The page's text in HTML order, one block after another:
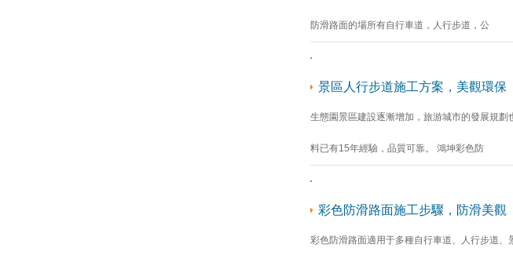
防滑路面的場所有自行車道，人行步道，公
景區人行步道施工方案，美觀環保
生態園景區建設逐漸增加，旅游城市的發展規
料已有15年經驗，品質可靠。 鴻坤彩色防
彩色防滑路面施工步驟，防滑美觀
彩色防滑路面適用于多種自行車道、人行步道